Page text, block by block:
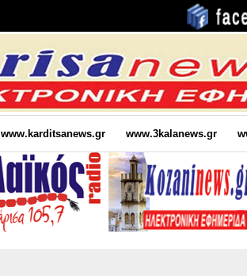
www.karditsanews.gr www.3kalanews.gr